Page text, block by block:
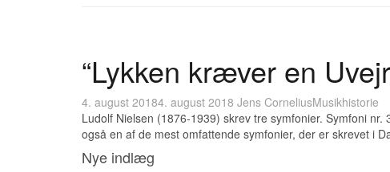
“Lykken kræver en
4. august 20184. august 2018 Jens CorneliusMusikhistorie
Ludolf Nielsen (1876-1939) skrev tre symfonier. Symfoni
også en af de mest omfattende symfonier, der er skrevet i
Nye indlæg